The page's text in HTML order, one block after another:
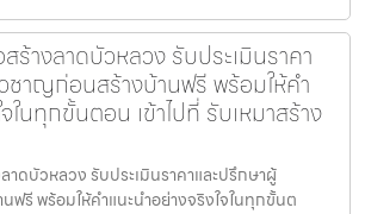
ร้างลาดบัวหลวง รับประเมินราคา
ชาญก่อนสร้างบ้านฟรี พร้อมให้คำ
ในทุกขั้นตอน เข้าไปที่ รับเหมาสร้าง
าดบัวหลวง รับประเมินราคาและปรึกษาผู้
ฟรี พร้อมให้คำแนะนำอย่างจริงใจในทุกขั้นต